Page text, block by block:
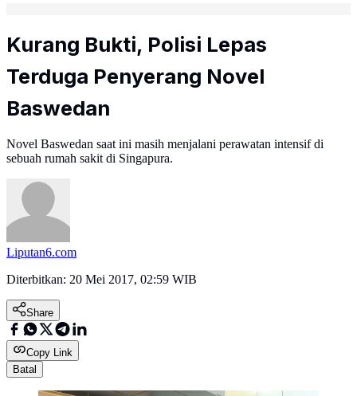
Kurang Bukti, Polisi Lepas
Terduga Penyerang Novel
Baswedan
Novel Baswedan saat ini masih menjalani perawatan intensif di
sebuah rumah sakit di Singapura.
Liputan6.com
Diterbitkan: 20 Mei 2017, 02:59 WIB
Share
Copy Link
Batal